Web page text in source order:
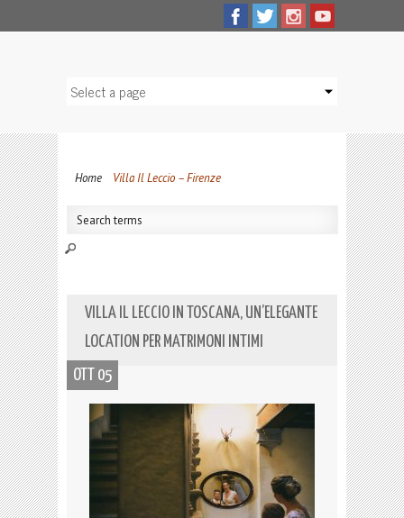
Home Villa Il Leccio – Firenze
VILLA IL LECCIO IN TOSCANA, UN’ELEGANTE
LOCATION PER MATRIMONI INTIMI
OTT 05